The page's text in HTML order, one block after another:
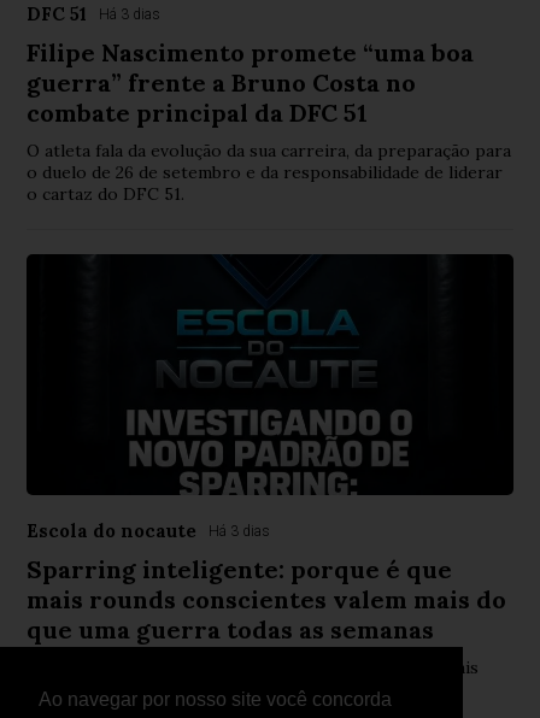
Ao navegar por nosso site você concorda
DFC 51 Há 3 dias
Filipe Nascimento promete “uma boa
guerra” frente a Bruno Costa no
combate principal da DFC 51
O atleta fala da evolução da sua carreira, da preparação para
o duelo de 26 de setembro e da responsabilidade de liderar
o cartaz do DFC 51.
Escola do nocaute Há 3 dias
Sparring inteligente: porque é que
mais rounds conscientes valem mais do
que uma guerra todas as semanas
Nova abordagem ao sparring defende menos risco, mais
aprendizagem e melhor desempenho competitivo